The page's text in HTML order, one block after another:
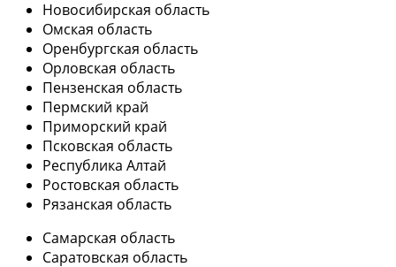
Новосибирская область
Омская область
Оренбургская область
Орловская область
Пензенская область
Пермский край
Приморский край
Псковская область
Республика Алтай
Ростовская область
Рязанская область
Самарская область
Саратовская область